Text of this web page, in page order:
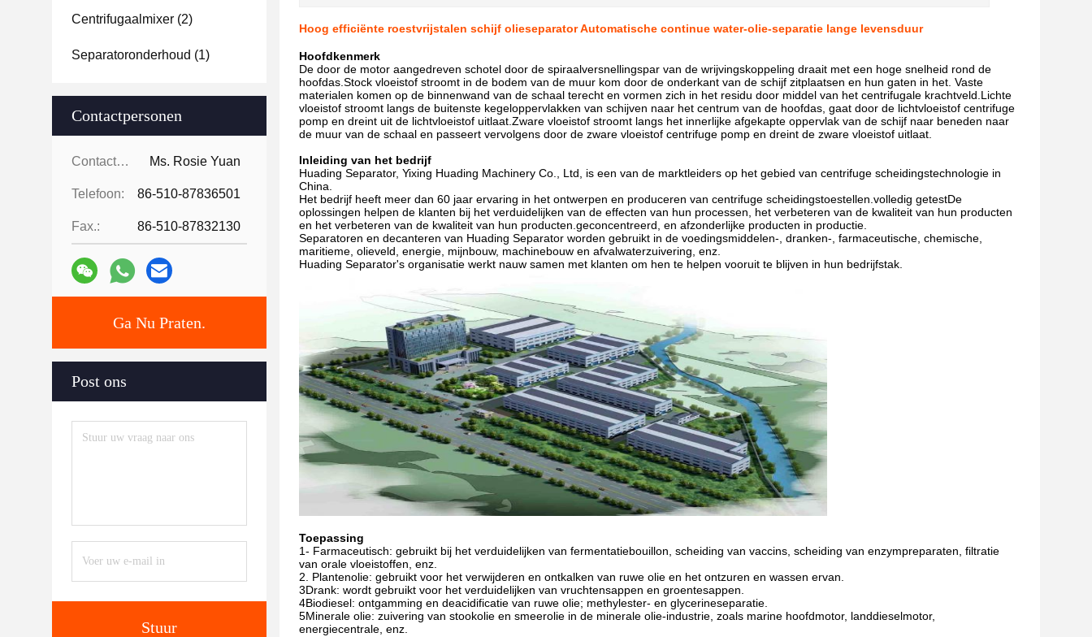
Centrifugaalmixer (2)
Separatoronderhoud (1)
Contactpersonen
Contactpersonen: Ms. Rosie Yuan
Telefoon: 86-510-87836501
Fax.: 86-510-87832130
Ga Nu Praten.
Post ons
Stuur
Hoog efficiënte roestvrijstalen schijf olieseparator Automatische continue water-olie-separatie lange levensduur
Hoofdkenmerk
De door de motor aangedreven schotel door de spiraalversnellingspar van de wrijvingskoppeling draait met een hoge snelheid rond de
hoofdas.Stock vloeistof stroomt in de bodem van de muur kom door de onderkant van de schijf zitplaatsen en hun gaten in het. Vaste
materialen komen op de binnenwand van de schaal terecht en vormen zich in het residu door middel van het centrifugale krachtveld.Lichte
vloeistof stroomt langs de buitenste kegeloppervlakken van schijven naar het centrum van de hoofdas, gaat door de lichtvloeistof centrifuge
pomp en dreint uit de lichtvloeistof uitlaat.Zware vloeistof stroomt langs het innerlijke afgekapte oppervlak van de schijf naar beneden naar
de muur van de schaal en passeert vervolgens door de zware vloeistof centrifuge pomp en dreint de zware vloeistof uitlaat.
Inleiding van het bedrijf
Huading Separator, Yixing Huading Machinery Co., Ltd, is een van de marktleiders op het gebied van centrifuge scheidingstechnologie in
China.
Het bedrijf heeft meer dan 60 jaar ervaring in het ontwerpen en produceren van centrifuge scheidingstoestellen.volledig getestDe
oplossingen helpen de klanten bij het verduidelijken van de effecten van hun processen, het verbeteren van de kwaliteit van hun producten
en het verbeteren van de kwaliteit van hun producten.geconcentreerd, en afzonderlijke producten in productie.
Separatoren en decanteren van Huading Separator worden gebruikt in de voedingsmiddelen-, dranken-, farmaceutische, chemische,
maritieme, olieveld, energie, mijnbouw, machinebouw en afvalwaterzuivering, enz.
Huading Separator's organisatie werkt nauw samen met klanten om hen te helpen vooruit te blijven in hun bedrijfstak.
Toepassing
1- Farmaceutisch: gebruikt bij het verduidelijken van fermentatiebouillon, scheiding van vaccins, scheiding van enzympreparaten, filtratie
van orale vloeistoffen, enz.
2. Plantenolie: gebruikt voor het verwijderen en ontkalken van ruwe olie en het ontzuren en wassen ervan.
3Drank: wordt gebruikt voor het verduidelijken van vruchtensappen en groentesappen.
4Biodiesel: ontgamming en deacidificatie van ruwe olie; methylester- en glycerineseparatie.
5Minerale olie: zuivering van stookolie en smeerolie in de minerale olie-industrie, zoals marine hoofdmotor, landdieselmotor,
energiecentrale, enz.